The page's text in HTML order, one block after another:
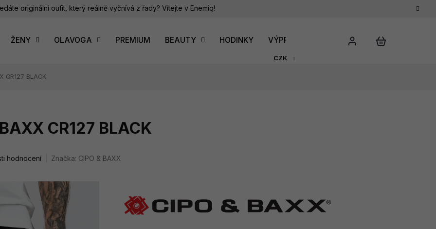
originální oufit, který reálně vyčnívá z řady? Vítejte v Enemiq!
CZK
ŽENY OLAVOGA PREMIUM BEAUTY HODINKY VÝPRODEJ DÁRKOVÝ POUKAZ
CR127 BLACK
CR127 BLACK
hodnocení Značka: CIPO & BAXX